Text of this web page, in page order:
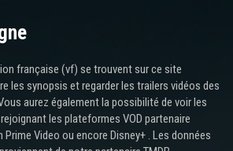
française (vf) se trouvent sur ce site
les synopsis et regarder les trailers vidéos des
aurez également la possibilité de voir les
les plateformes VOD partenaire
Video ou encore Disney+ . Les données